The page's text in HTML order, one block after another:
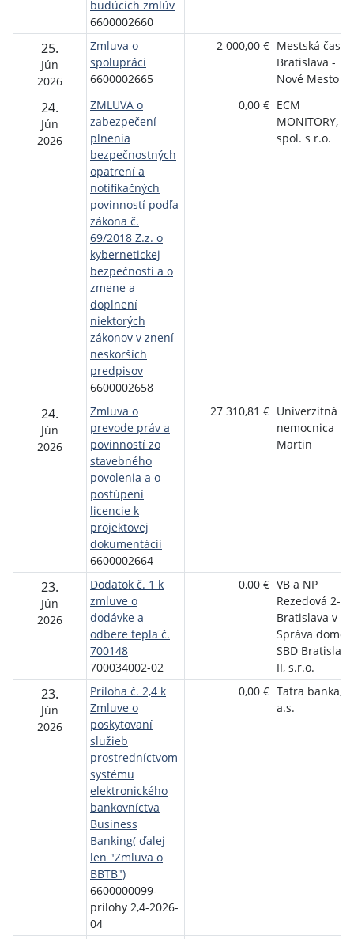
budúcich zmlúv
6600002660
25.
Jún
2026
Zmluva o
spolupráci
6600002665
2 000,00 € Mestská časť
Bratislava -
Nové Mesto
24.
Jún
2026
ZMLUVA o
zabezpečení
plnenia
bezpečnostných
opatrení a
notifikačných
povinností podľa
zákona č.
69/2018 Z.z. o
kybernetickej
bezpečnosti a o
zmene a
doplnení
niektorých
zákonov v znení
neskorších
predpisov
6600002658
0,00 € ECM
MONITORY,
spol. s r.o.
24.
Jún
2026
Zmluva o
prevode práv a
povinností zo
stavebného
povolenia a o
postúpení
licencie k
projektovej
dokumentácii
6600002664
27 310,81 € Univerzitná
nemocnica
Martin
23.
Jún
2026
Dodatok č. 1 k
zmluve o
dodávke a
odbere tepla č.
700148
700034002-02
0,00 € VB a NP
Rezedová 2-8,
Bratislava v z.
Správa domov
SBD Bratislava
II, s.r.o.
23.
Jún
2026
Príloha č. 2,4 k
Zmluve o
poskytovaní
služieb
prostredníctvom
systému
elektronického
bankovníctva
Business
Banking( ďalej
len "Zmluva o
BBTB")
6600000099-
prílohy 2,4-2026-
04
0,00 € Tatra banka,
a.s.